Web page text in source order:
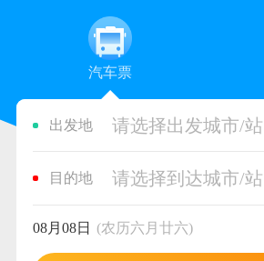
汽车票
出发地 请选择出发城市/
目的地 请选择到达城市/
08月08日 (农历六月廿六)